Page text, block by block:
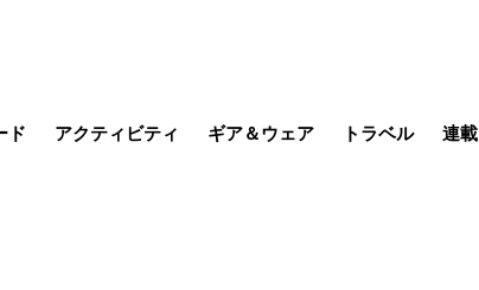
ド アクティビティ ギア＆ウェア トラベル 連載